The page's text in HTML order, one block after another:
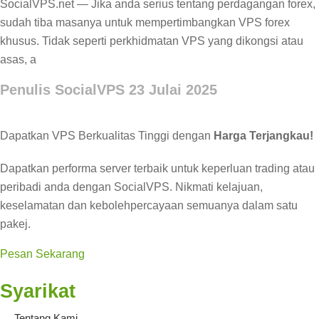
SocialVPS.net — Jika anda serius tentang perdagangan forex,
sudah tiba masanya untuk mempertimbangkan VPS forex
khusus. Tidak seperti perkhidmatan VPS yang dikongsi atau
asas, a
Penulis SocialVPS 23 Julai 2025
Dapatkan VPS Berkualitas Tinggi dengan Harga Terjangkau!
Dapatkan performa server terbaik untuk keperluan trading atau
peribadi anda dengan SocialVPS. Nikmati kelajuan,
keselamatan dan kebolehpercayaan semuanya dalam satu
pakej.
Pesan Sekarang
Syarikat